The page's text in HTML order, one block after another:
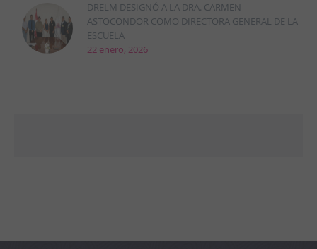
DRELM DESIGNÓ A LA DRA. CARMEN
ASTOCONDOR COMO DIRECTORA GENERAL DE LA
ESCUELA
22 enero, 2026